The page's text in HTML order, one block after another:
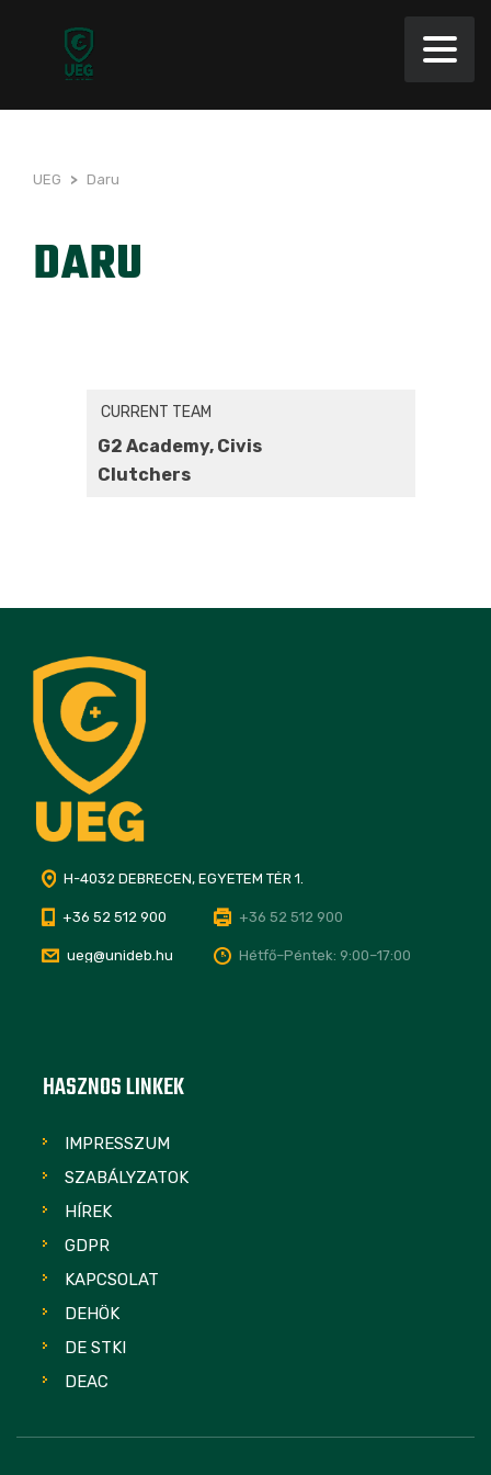
UEG > Daru
DARU
CURRENT TEAM
G2 Academy, Civis
Clutchers
H-4032 DEBRECEN, EGYETEM TÉR 1.
+36 52 512 900 +36 52 512 900
ueg@unideb.hu Hétfő–Péntek: 9:00–17:00
HASZNOS LINKEK
IMPRESSZUM
SZABÁLYZATOK
HÍREK
GDPR
KAPCSOLAT
DEHÖK
DE STKI
DEAC